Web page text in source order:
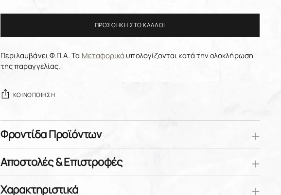
ΠΡΟΣΘΉΚΗ ΣΤΟ ΚΑΛΆΘΙ
Περιλαμβάνει Φ.Π.Α. Τα Μεταφορικάυπολογίζονται κατά την ολοκλήρωση
της παραγγελίας.
ΚΟΙΝΟΠΟΊΗΣΗ
Φροντίδα Προϊόντων
Αποστολές & Επιστροφές
Χαρακτηριστικά